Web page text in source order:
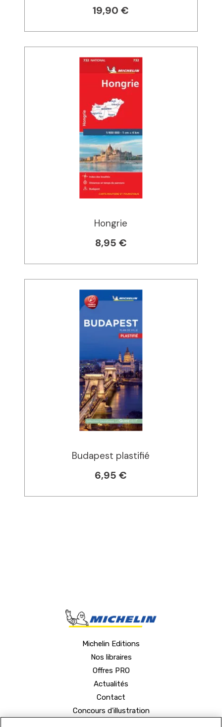
19,90 €
Hongrie
8,95 €
Budapest plastifié
6,95 €
Michelin Editions
Nos libraires
Offres PRO
Actualités
Contact
Concours d'illustration